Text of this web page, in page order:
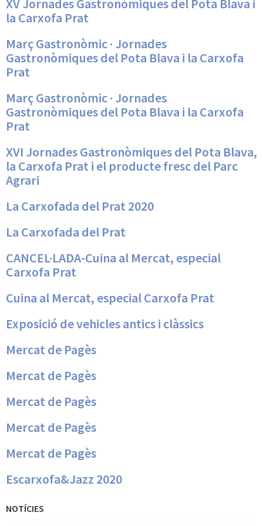
XV Jornades Gastronòmiques del Pota Blava i
la Carxofa Prat
Març Gastronòmic · Jornades
Gastronòmiques del Pota Blava i la Carxofa
Prat
Març Gastronòmic · Jornades
Gastronòmiques del Pota Blava i la Carxofa
Prat
XVI Jornades Gastronòmiques del Pota Blava,
la Carxofa Prat i el producte fresc del Parc
Agrari
La Carxofada del Prat 2020
La Carxofada del Prat
CANCEL·LADA-Cuina al Mercat, especial
Carxofa Prat
Cuina al Mercat, especial Carxofa Prat
Exposició de vehicles antics i clàssics
Mercat de Pagès
Mercat de Pagès
Mercat de Pagès
Mercat de Pagès
Mercat de Pagès
Escarxofa&Jazz 2020
NOTÍCIES